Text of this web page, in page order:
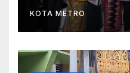
KOTA METRO